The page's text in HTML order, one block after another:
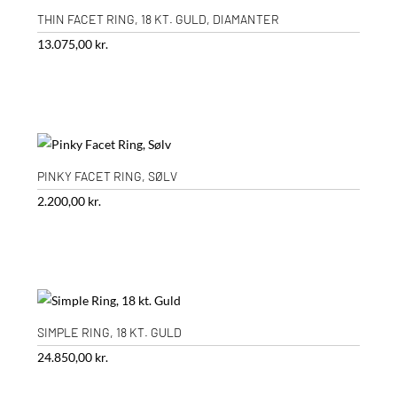
THIN FACET RING, 18 KT. GULD, DIAMANTER
13.075,00 kr.
PINKY FACET RING, SØLV
2.200,00 kr.
SIMPLE RING, 18 KT. GULD
24.850,00 kr.